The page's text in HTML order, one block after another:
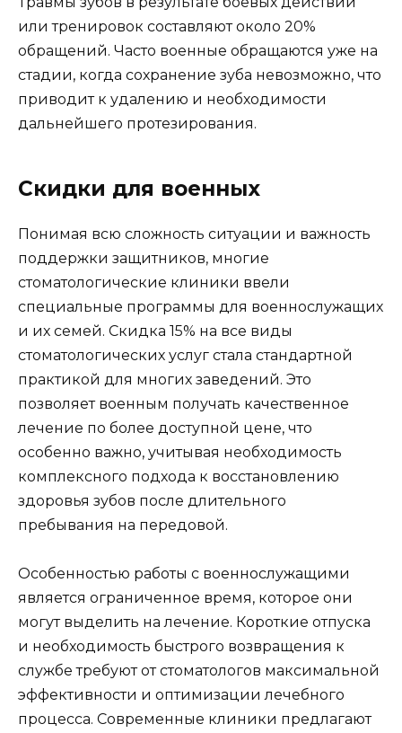
или тренировок составляют около 20%
обращений. Часто военные обращаются уже на
стадии, когда сохранение зуба невозможно, что
приводит к удалению и необходимости
дальнейшего протезирования.
Скидки для военных
Понимая всю сложность ситуации и важность
поддержки защитников, многие
стоматологические клиники ввели
специальные программы для военнослужащих
и их семей. Скидка 15% на все виды
стоматологических услуг стала стандартной
практикой для многих заведений. Это
позволяет военным получать качественное
лечение по более доступной цене, что
особенно важно, учитывая необходимость
комплексного подхода к восстановлению
здоровья зубов после длительного
пребывания на передовой.
Особенностью работы с военнослужащими
является ограниченное время, которое они
могут выделить на лечение. Короткие отпуска
и необходимость быстрого возвращения к
службе требуют от стоматологов максимальной
эффективности и оптимизации лечебного
процесса. Современные клиники предлагают